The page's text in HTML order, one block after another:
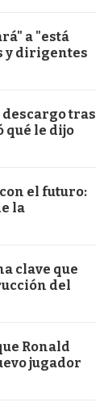
a "está
y dirigentes
tras
qué le dijo
el futuro:
la
clave que
del
Ronald
jugador